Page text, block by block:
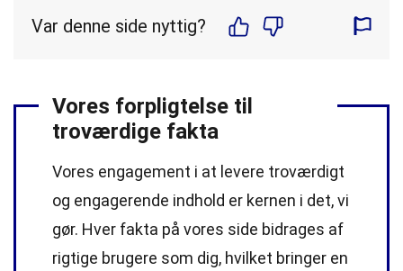
Var denne side nyttig?
Vores forpligtelse til
troværdige fakta
Vores engagement i at levere troværdigt
og engagerende indhold er kernen i det, vi
gør. Hver fakta på vores side bidrages af
rigtige brugere som dig, hvilket bringer en